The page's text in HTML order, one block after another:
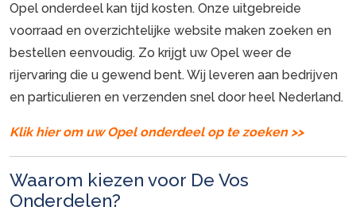
Opel onderdeel kan tijd kosten. Onze uitgebreide
voorraad en overzichtelijke website maken zoeken en
bestellen eenvoudig. Zo krijgt uw Opel weer de
rijervaring die u gewend bent. Wij leveren aan bedrijven
en particulieren en verzenden snel door heel Nederland.
Klik hier om uw Opel onderdeel op te zoeken >>
Waarom kiezen voor De Vos
Onderdelen?